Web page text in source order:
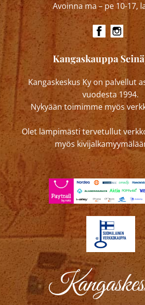
Avoinna ma – pe 10-17,
Kangaskauppa
Kangaskeskus Ky on palvellut
vuodesta 1994.
Nykyään toimimme myös
Olet lämpimästi tervetullut
myös